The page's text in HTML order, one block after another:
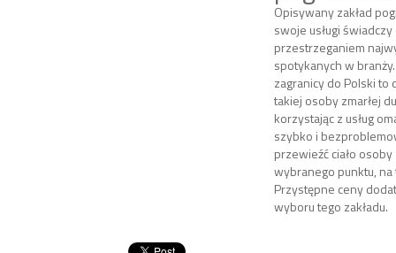
Opisywany zakład
swoje usługi
przestrzeganiem
spotykanych w
zagranicy do Polski to
takiej osoby zmarłej
korzystając z usług
szybko i
przewieźć ciało osoby
wybranego punktu, na
Przystępne ceny
wyboru tego zakładu.